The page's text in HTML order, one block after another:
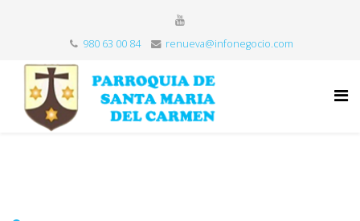
980 63 00 84 renueva@infonegocio.com